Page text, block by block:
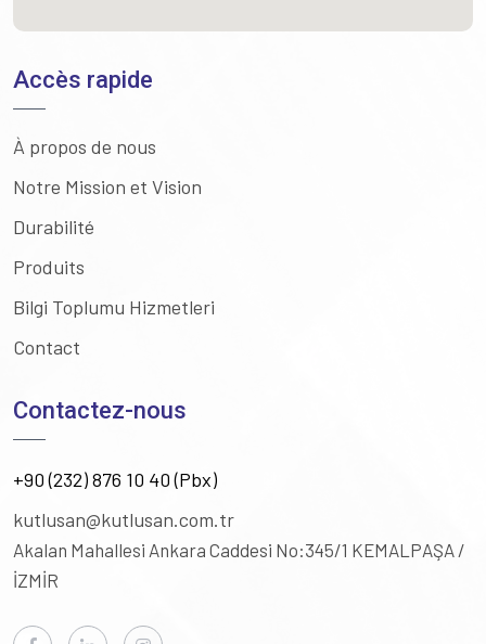
Accès rapide
À propos de nous
Notre Mission et Vision
Durabilité
Produits
Bilgi Toplumu Hizmetleri
Contact
Contactez-nous
+90 (232) 876 10 40 (Pbx)
kutlusan@kutlusan.com.tr
Akalan Mahallesi Ankara Caddesi No:345/1 KEMALPAŞA /
İZMİR